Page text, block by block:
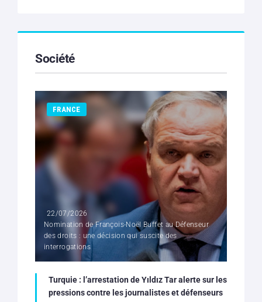
Société
FRANCE
22/07/2026
Nomination de François-Noël Buffet au Défenseur
des droits : une décision qui suscite des
interrogations
Turquie : l’arrestation de Yıldız Tar alerte sur les
pressions contre les journalistes et défenseurs